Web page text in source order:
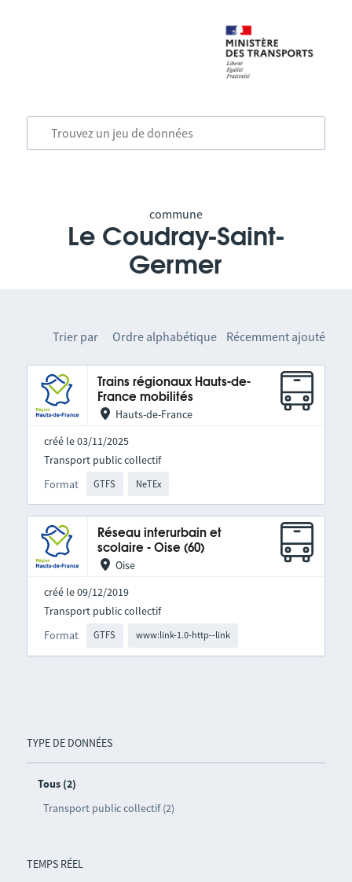
commune
Le Coudray-Saint-
Germer
TYPE DE DONNÉES
Tous (2)
Transport public collectif (2)
TEMPS RÉEL
Trier par Ordre alphabétique Récemment ajouté
Trains régionaux Hauts-de-
France mobilités
Hauts-de-France
créé le 03/11/2025
Format GTFS NeTEx
Transport public collectif
Réseau interurbain et
scolaire - Oise (60)
Oise
créé le 09/12/2019
Format GTFS www:link-1.0-http--link
Transport public collectif